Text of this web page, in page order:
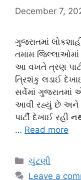
December 7,
ગુજરાતમાં
તમામ જિલ્લાઓમાં
આ વખતે ત્રણ
ત્રિશંકુ લડાઈ
સર્વેમાં ગુજરાતમાં
આવી રહ્યું છે અને
પાર્ટી દેખાઈ રહી
… Read more
Categories
ચુંટણી
Leave a